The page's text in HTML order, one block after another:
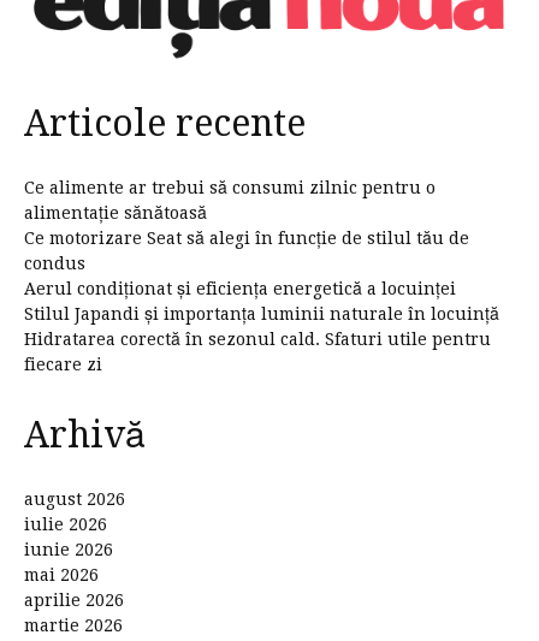
Articole recente
Ce alimente ar trebui să consumi zilnic pentru o
alimentație sănătoasă
Ce motorizare Seat să alegi în funcție de stilul tău de
condus
Aerul condiționat și eficiența energetică a locuinței
Stilul Japandi și importanța luminii naturale în locuință
Hidratarea corectă în sezonul cald. Sfaturi utile pentru
fiecare zi
Arhivă
august 2026
iulie 2026
iunie 2026
mai 2026
aprilie 2026
martie 2026